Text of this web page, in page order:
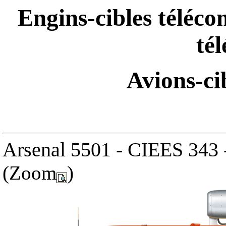
Engins-cibles
Avions-
Arsenal 5501 - CIEES
(Zoom )